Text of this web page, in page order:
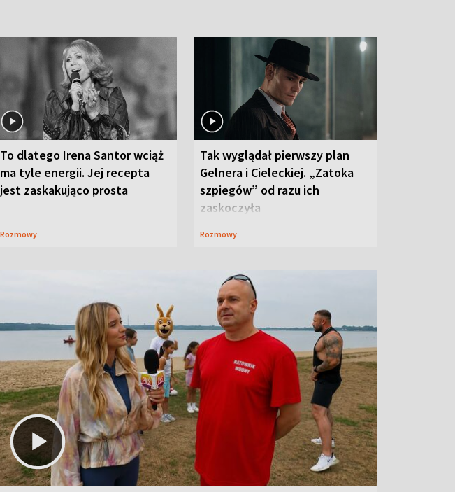
To dlatego Irena Santor wciąż
ma tyle energii. Jej recepta
jest zaskakująco prosta
Rozmowy
Tak wyglądał pierwszy plan
Gelnera i Cieleckiej. „Zatoka
szpiegów” od razu ich
zaskoczyła
Rozmowy